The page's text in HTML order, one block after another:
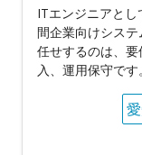
ITエンジニアと
間企業向けシス
任せするのは、
入、運用保守です。